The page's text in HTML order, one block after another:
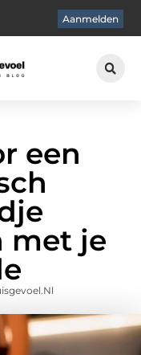
Aanmelden
een
met je